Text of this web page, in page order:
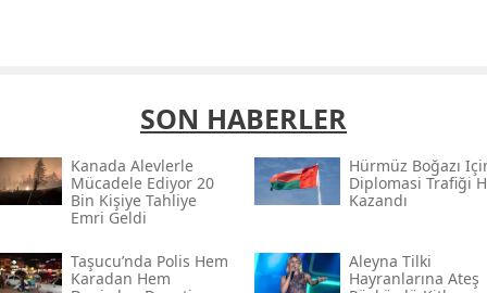
SON HABERLER
Kanada Alevlerle
Mücadele Ediyor 20
Bin Kişiye Tahliye
Emri Geldi
Hürmüz Boğazı
Diplomasi Trafiği
Kazandı
Taşucu’nda Polis Hem
Karadan Hem
Aleyna Tilki
Hayranlarına Ateş